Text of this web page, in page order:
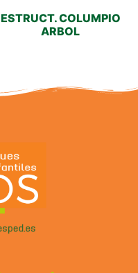
ESTRUCT. COLUMPIO
ARBOL